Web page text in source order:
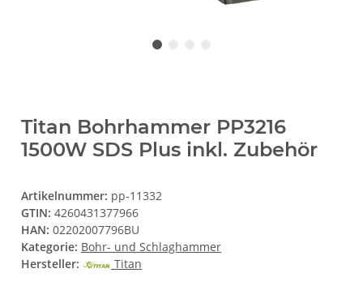
Titan Bohrhammer PP3216
1500W SDS Plus inkl. Zubehör
Artikelnummer: pp-11332
GTIN: 4260431377966
HAN: 02202007796BU
Kategorie: Bohr- und Schlaghammer
Hersteller:
Titan